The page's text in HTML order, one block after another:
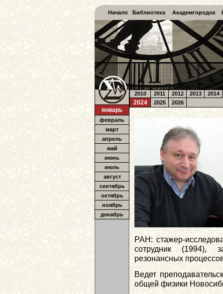
Начало Библиотека Академгородок
январь
февраль
март
апрель
май
июнь
июль
август
сентябрь
октябрь
ноябрь
декабрь
2010 2011 2012 2013 2014
2024 2025 2026
РАН: стажер-
сотрудник (1994),
резонансных
Ведет
общей физики